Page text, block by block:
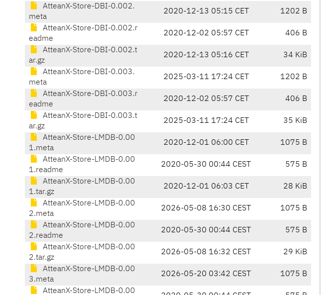
AtteanX-Store-DBI-0.002.
meta
2020-12-13 05:15 CET 1202 B
AtteanX-Store-DBI-0.002.r
eadme
2020-12-02 05:57 CET 406 B
AtteanX-Store-DBI-0.002.t
ar.gz
2020-12-13 05:16 CET 34 KiB
AtteanX-Store-DBI-0.003.
meta
2025-03-11 17:24 CET 1202 B
AtteanX-Store-DBI-0.003.r
eadme
2020-12-02 05:57 CET 406 B
AtteanX-Store-DBI-0.003.t
ar.gz
2025-03-11 17:24 CET 35 KiB
AtteanX-Store-LMDB-0.00
1.meta
2020-12-01 06:00 CET 1075 B
AtteanX-Store-LMDB-0.00
1.readme
2020-05-30 00:44 CEST 575 B
AtteanX-Store-LMDB-0.00
1.tar.gz
2020-12-01 06:03 CET 28 KiB
AtteanX-Store-LMDB-0.00
2.meta
2026-05-08 16:30 CEST 1075 B
AtteanX-Store-LMDB-0.00
2.readme
2020-05-30 00:44 CEST 575 B
AtteanX-Store-LMDB-0.00
2.tar.gz
2026-05-08 16:32 CEST 29 KiB
AtteanX-Store-LMDB-0.00
3.meta
2026-05-20 03:42 CEST 1075 B
AtteanX-Store-LMDB-0.00